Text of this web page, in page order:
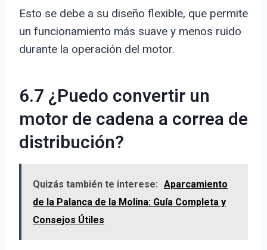
Esto se debe a su diseño flexible, que permite
un funcionamiento más suave y menos ruido
durante la operación del motor.
6.7 ¿Puedo convertir un
motor de cadena a correa de
distribución?
Quizás también te interese: Aparcamiento
de la Palanca de la Molina: Guía Completa y
Consejos Útiles